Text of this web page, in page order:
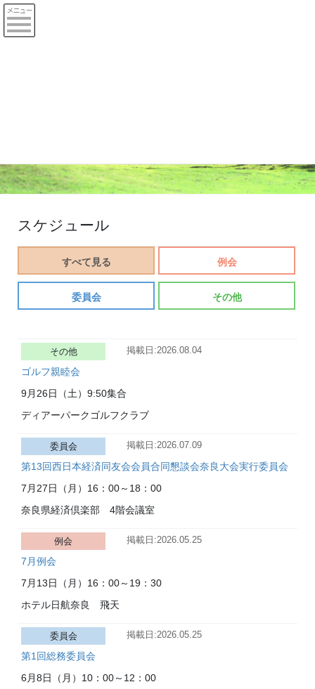
スケジュール
すべて見る 例会
委員会 その他
その他 掲載日:2026.08.04
ゴルフ親睦会
9月26日（土） 9:50集合
ディアーパークゴルフクラブ
委員会 掲載日:2026.07.09
第13回西日本経済同友会会員合同懇談会奈良大会実行委員会
7月27日（月） 16：00～18：00
奈良県経済倶楽部 4階会議室
例会 掲載日:2026.05.25
7月例会
7月13日（月） 16：00～19：30
ホテル日航奈良 飛天
委員会 掲載日:2026.05.25
第1回総務委員会
6月8日（月） 10：00～12：00